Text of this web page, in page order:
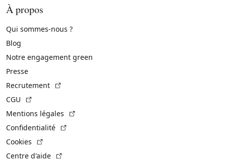
À propos
Qui sommes-nous ?
Blog
Notre engagement green
Presse
Recrutement
CGU
Mentions légales
Confidentialité
Cookies
Centre d'aide